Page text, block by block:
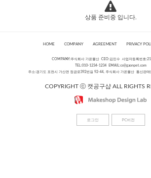
상품 준비중 입니다.
HOME COMPANY AGREEMENT PRIVACY
COMPANY:주식회사 가온물산 CEO:김민수 사업자등록번호
TEL:010-1234-1234 EMAIL:cs@gaonpet.com
주소:경기도 포천시 가산면 정금로392번길 92-44, 주식회사 가온물산 통신판
COPYRIGHT ⓒ 캣공구샵 ALL RIGHTS
로그인 PC버전